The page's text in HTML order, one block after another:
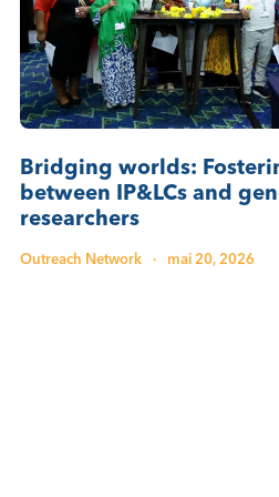
Bridging worlds:
between IP&LCs and
researchers
Outreach Network · mai 20, 2026